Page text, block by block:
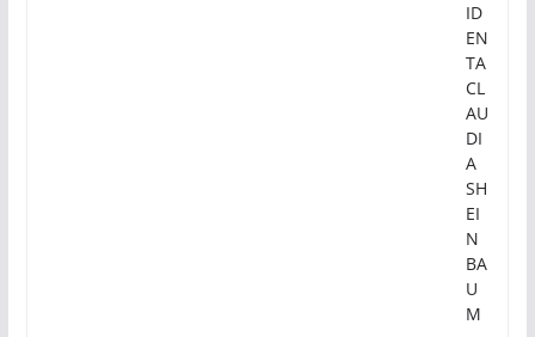
ID
EN
TA
CL
AU
DI
A
SH
EI
N
BA
U
M